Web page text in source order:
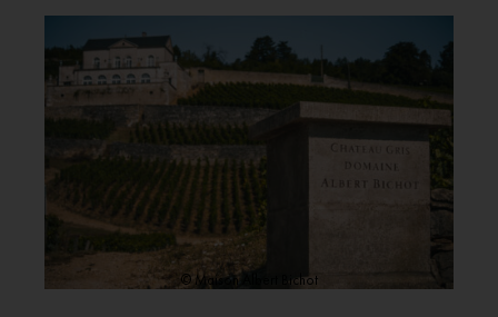
© Maison Albert Bichot